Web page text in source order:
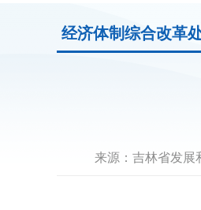
经济体制综合改革
来源： 吉林省发展